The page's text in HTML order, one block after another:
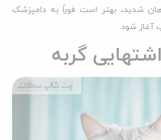
شدید، بهتر است فوراً به دامپزشک
آغاز شود.